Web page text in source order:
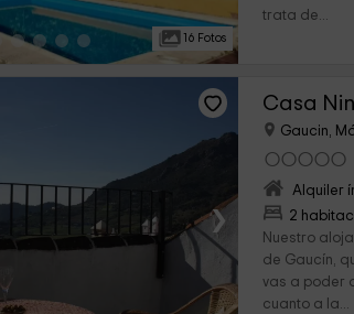
16 Fotos
trata de...
›
Casa
Gaucin,
Alquiler
2
Nuestro
de Gaucín,
vas a poder
cuanto a la...